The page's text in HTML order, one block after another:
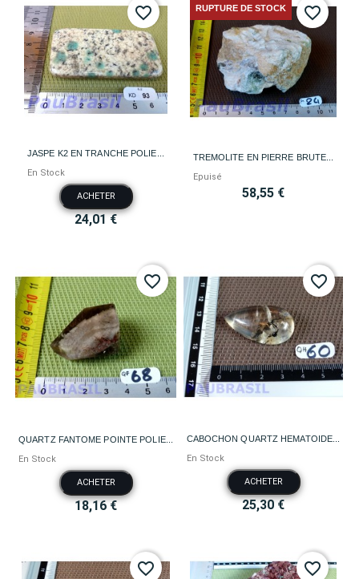
JASPE K2 EN TRANCHE POLIE...
En Stock
ACHETER
24,01 €
favorite_border
TREMOLITE EN PIERRE BRUTE...
Epuisé
58,55 €
RUPTURE DE STOCK favorite_border
QUARTZ FANTOME POINTE POLIE...
En Stock
ACHETER
18,16 €
favorite_border
CABOCHON QUARTZ HEMATOIDE...
En Stock
ACHETER
25,30 €
favorite_border
favorite_border favorite_border